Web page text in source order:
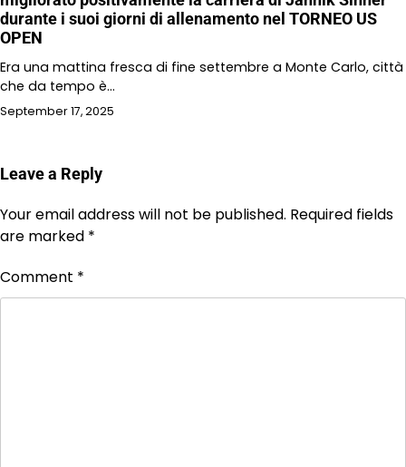
durante i suoi giorni di allenamento nel TORNEO US
OPEN
Era una mattina fresca di fine settembre a Monte Carlo, città
che da tempo è…
September 17, 2025
Leave a Reply
Your email address will not be published. Required fields
are marked *
Comment *